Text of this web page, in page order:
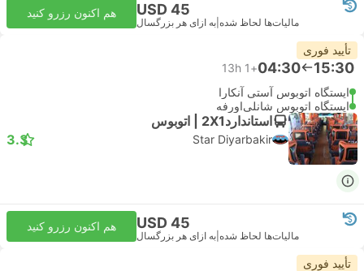
USD 45
مالیات‌ها لحاظ شده به ازای هر بزرگسال
هم اکنون رزرو کنید
تأیید فوری
15:30
04:30
+1
13h
ایستگاه اتوبوس آستی آنکارا
ایستگاه اتوبوس شانلی‌اورفه
استاندارد2X1 | اتوبوس
Star Diyarbakir
3.3
USD 45
مالیات‌ها لحاظ شده به ازای هر بزرگسال
هم اکنون رزرو کنید
تأیید فوری